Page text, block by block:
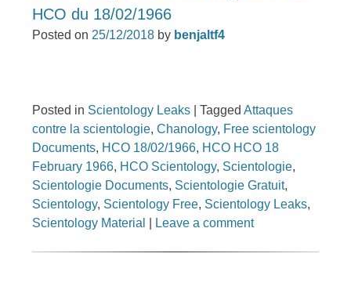
HCO du 18/02/1966
Posted on 25/12/2018 by benjaltf4
Posted in Scientology Leaks |TaggedAttaques
contre la scientologie,Chanology, Free scientology
Documents, HCO 18/02/1966, HCO HCO 18
February 1966, HCO Scientology, Scientologie,
Scientologie Documents, Scientologie Gratuit,
Scientology, Scientology Free, Scientology Leaks,
Scientology Material
Leave a comment